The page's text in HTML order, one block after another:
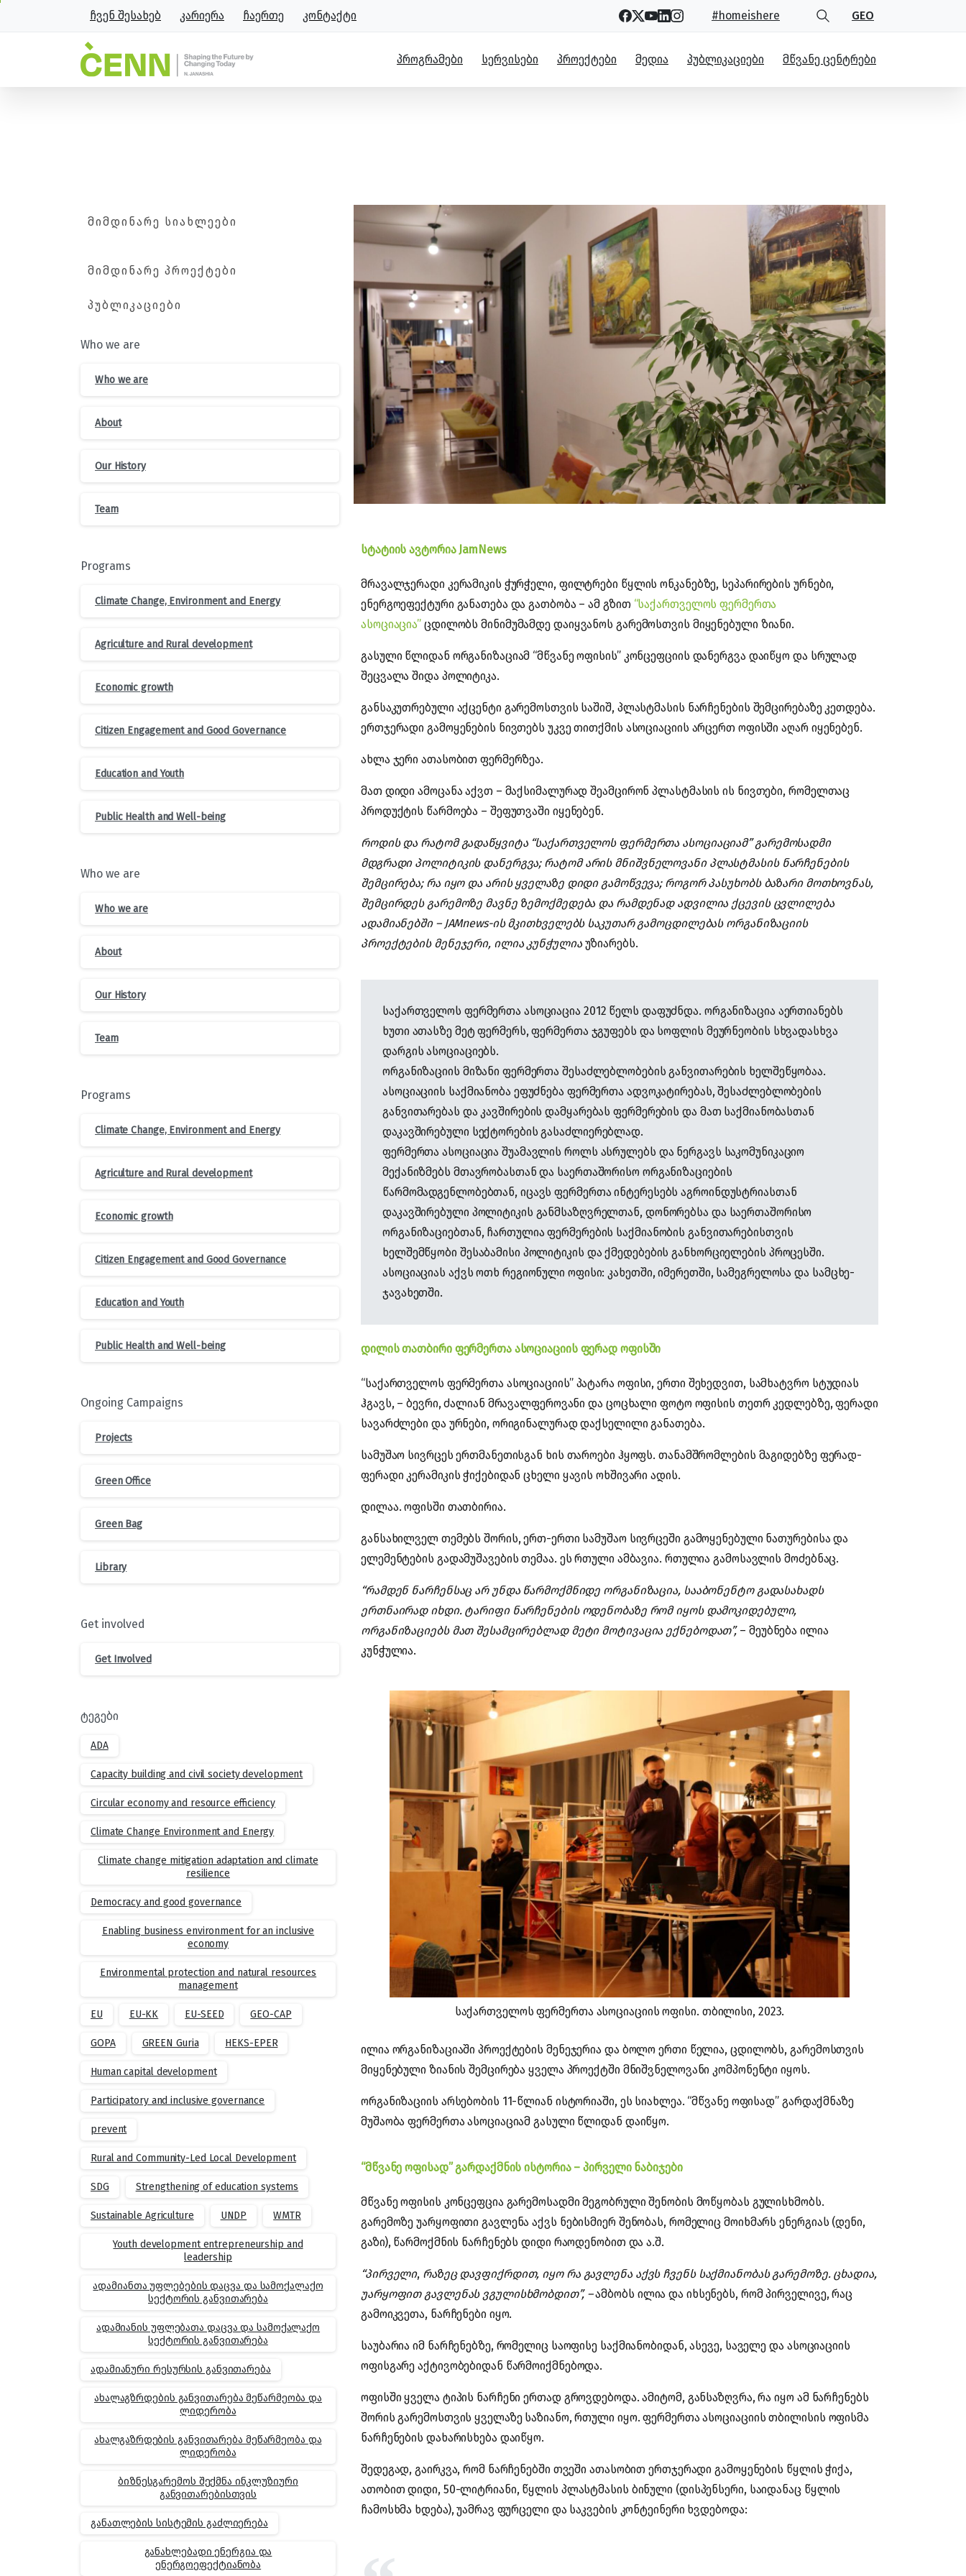
ჩვენ შესახებ კარიერა ჩაერთე კონტაქტი #homeishere GEO
ᲞᲠᲝᲒᲠᲐᲛᲔᲑᲘ ᲡᲔᲠᲕᲘᲡᲔᲑᲘ ᲞᲠᲝᲔᲥᲢᲔᲑᲘ ᲛᲔᲓᲘᲐ ᲞᲣᲑᲚᲘᲙᲐᲪᲘᲔᲑᲘ ᲛᲬᲕᲐᲜᲔ ᲪᲔᲜᲢᲠᲔᲑᲘ
ᲛᲘᲛᲓᲘᲜᲐᲠᲔ ᲡᲘᲐᲮᲚᲔᲔᲑᲘ
ᲛᲘᲛᲓᲘᲜᲐᲠᲔ ᲞᲠᲝᲔᲥᲢᲔᲑᲘ
ᲞᲣᲑᲚᲘᲙᲐᲪᲘᲔᲑᲘ
Who we are
Who we are
About
Our History
Team
Programs
Climate Change, Environment and Energy
Agriculture and Rural development
Economic growth
Citizen Engagement and Good Governance
Education and Youth
Public Health and Well-being
Who we are
Who we are
About
Our History
Team
Programs
Climate Change, Environment and Energy
Agriculture and Rural development
Economic growth
Citizen Engagement and Good Governance
Education and Youth
Public Health and Well-being
Ongoing Campaigns
Projects
Green Office
Green Bag
Library
Get involved
Get Involved
ტეგები
ADA
Capacity building and civil society development
Circular economy and resource efficiency
Climate Change Environment and Energy
Climate change mitigation adaptation and climate
resilience
Democracy and good governance
Enabling business environment for an inclusive
economy
Environmental protection and natural resources
management
EU EU-KK EU-SEED GEO-CAP
GOPA GREEN Guria HEKS-EPER
Human capital development
Participatory and inclusive governance
prevent
Rural and Community-Led Local Development
SDG Strengthening of education systems
Sustainable Agriculture UNDP WMTR
Youth development entrepreneurship and
leadership
ადამიანთა უფლებების დაცვა და სამოქალაქო
სექტორის განვითარება
ადამიანის უფლებათა დაცვა და სამოქალაქო
სექტორის განვითარება
ადამიანური რესურსის განვითარება
ახალაგზრდების განვითარება მეწარმეობა და
ლიდერობა
ახალგაზრდების განვითარება მეწარმეობა და
ლიდერობა
ბიზნესგარემოს შექმნა ინკლუზიური
განვითარებისთვის
განათლების სისტემის გაძლიერება
განახლებადი ენერგია და
ენერგოეფექტიანობა
სტატიის ავტორია JamNews
მრავალჯერადი კერამიკის ჭურჭელი, ფილტრები წყლის ონკანებზე, სეპარირების ურნები,
ენერგოეფექტური განათება და გათბობა – ამ გზით “საქართველოს ფერმერთა
ასოციაცია” ცდილობს მინიმუმამდე დაიყვანოს გარემოსთვის მიყენებული ზიანი.
გასული წლიდან ორგანიზაციამ “მწვანე ოფისის” კონცეფციის დანერგვა დაიწყო და სრულად
შეცვალა შიდა პოლიტიკა.
განსაკუთრებული აქცენტი გარემოსთვის საშიშ, პლასტმასის ნარჩენების შემცირებაზე კეთდება.
ერთჯერადი გამოყენების ნივთებს უკვე თითქმის ასოციაციის არცერთ ოფისში აღარ იყენებენ.
ახლა ჯერი ათასობით ფერმერზეა.
მათ დიდი ამოცანა აქვთ – მაქსიმალურად შეამცირონ პლასტმასის ის ნივთები, რომელთაც
პროდუქტის წარმოება – შეფუთვაში იყენებენ.
როდის და რატომ გადაწყვიტა “საქართველოს ფერმერთა ასოციაციამ” გარემოსადმი
მდგრადი პოლიტიკის დანერგვა; რატომ არის მნიშვნელოვანი პლასტმასის ნარჩენების
შემცირება; რა იყო და არის ყველაზე დიდი გამოწვევა; როგორ პასუხობს ბაზარი მოთხოვნას,
შემცირდეს გარემოზე მავნე ზემოქმედება და რამდენად ადვილია ქცევის ცვლილება
ადამიანებში – JAMnews-ის მკითხველებს საკუთარ გამოცდილებას ორგანიზაციის
პროექტების მენეჯერი, ილია კუნჭულიაუზიარებს.
საქართველოს ფერმერთა ასოციაცია 2012 წელს დაფუძნდა. ორგანიზაცია აერთიანებს
ხუთი ათასზე მეტ ფერმერს, ფერმერთა ჯგუფებს და სოფლის მეურნეობის სხვადასხვა
დარგის ასოციაციებს.
ორგანიზაციის მიზანი ფერმერთა შესაძლებლობების განვითარების ხელშეწყობაა.
ასოციაციის საქმიანობა ეფუძნება ფერმერთა ადვოკატირებას, შესაძლებლობების
განვითარებას და კავშირების დამყარებას ფერმერების და მათ საქმიანობასთან
დაკავშირებული სექტორების გასაძლიერებლად.
ფერმერთა ასოციაცია შუამავლის როლს ასრულებს და ნერგავს საკომუნიკაციო
მექანიზმებს მთავრობასთან და საერთაშორისო ორგანიზაციების
წარმომადგენლობებთან, იცავს ფერმერთა ინტერესებს აგროინდუსტრიასთან
დაკავშირებული პოლიტიკის განმსაზღვრელთან, დონორებსა და საერთაშორისო
ორგანიზაციებთან, ჩართულია ფერმერების საქმიანობის განვითარებისთვის
ხელშემწყობი შესაბამისი პოლიტიკის და ქმედებების განხორციელების პროცესში.
ასოციაციას აქვს ოთხ რეგიონული ოფისი: კახეთში, იმერეთში, სამეგრელოსა და სამცხე-
ჯავახეთში.
დილის თათბირი ფერმერთა ასოციაციის ფერად ოფისში
“საქართველოს ფერმერთა ასოციაციის” პატარა ოფისი, ერთი შეხედვით, სამხატვრო სტუდიას
ჰგავს, – ბევრი, ძალიან მრავალფეროვანი და ცოცხალი ფოტო ოფისის თეთრ კედლებზე, ფერადი
სავარძლები და ურნები, ორიგინალურად დაქსელილი განათება.
სამუშაო სივრცეს ერთმანეთისგან ხის თაროები ჰყოფს. თანამშრომლების მაგიდებზე ფერად-
ფერადი კერამიკის ჭიქებიდან ცხელი ყავის ოხშივარი ადის.
დილაა. ოფისში თათბირია.
განსახილველ თემებს შორის, ერთ-ერთი სამუშაო სივრცეში გამოყენებული ნათურებისა და
ელემენტების გადამუშავების თემაა. ეს რთული ამბავია. რთულია გამოსავლის მოძებნაც.
“რამდენ ნარჩენსაც არ უნდა წარმოქმნიდე ორგანიზაცია, სააბონენტო გადასახადს
ერთნაირად იხდი. ტარიფი ნარჩენების ოდენობაზე რომ იყოს დამოკიდებული,
ორგანიზაციებს მათ შესამცირებლად მეტი მოტივაცია ექნებოდათ”, – მეუბნება ილია
კუნჭულია.
საქართველოს ფერმერთა ასოციაციის ოფისი. თბილისი, 2023.
ილია ორგანიზაციაში პროექტების მენეჯერია და ბოლო ერთი წელია, ცდილობს, გარემოსთვის
მიყენებული ზიანის შემცირება ყველა პროექტში მნიშვნელოვანი კომპონენტი იყოს.
ორგანიზაციის არსებობის 11-წლიან ისტორიაში, ეს სიახლეა. “მწვანე ოფისად” გარდაქმნაზე
მუშაობა ფერმერთა ასოციაციამ გასული წლიდან დაიწყო.
“მწვანე ოფისად” გარდაქმნის ისტორია – პირველი ნაბიჯები
მწვანე ოფისის კონცეფცია გარემოსადმი მეგობრული შენობის მოწყობას გულისხმობს.
გარემოზე უარყოფითი გავლენა აქვს ნებისმიერ შენობას, რომელიც მოიხმარს ენერგიას (დენი,
გაზი), წარმოქმნის ნარჩენებს დიდი რაოდენობით და ა.შ.
“პირველი, რაზეც დავფიქრდით, იყო რა გავლენა აქვს ჩვენს საქმიანობას გარემოზე. ცხადია,
უარყოფით გავლენას ვგულისხმობდით”, –ამბობს ილია და იხსენებს, რომ პირველივე, რაც
გამოიკვეთა, ნარჩენები იყო.
საუბარია იმ ნარჩენებზე, რომელიც საოფისე საქმიანობიდან, ასევე, საველე და ასოციაციის
ოფისგარე აქტივობებიდან წარმოიქმნებოდა.
ოფისში ყველა ტიპის ნარჩენი ერთად გროვდებოდა. ამიტომ, განსაზღვრა, რა იყო ამ ნარჩენებს
შორის გარემოსთვის ყველაზე საზიანო, რთული იყო. ფერმერთა ასოციაციის თბილისის ოფისმა
ნარჩენების დახარისხება დაიწყო.
შედეგად, გაირკვა, რომ ნარჩენებში თვეში ათასობით ერთჯერადი გამოყენების წყლის ჭიქა,
ათობით დიდი, 50-ლიტრიანი, წყლის პლასტმასის ბინული (დისპენსერი, საიდანაც წყლის
ჩამოსხმა ხდება), უამრავ ფურცელი და საკვების კონტეინერი ხვდებოდა: